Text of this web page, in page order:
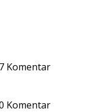
Komentar
Komentar